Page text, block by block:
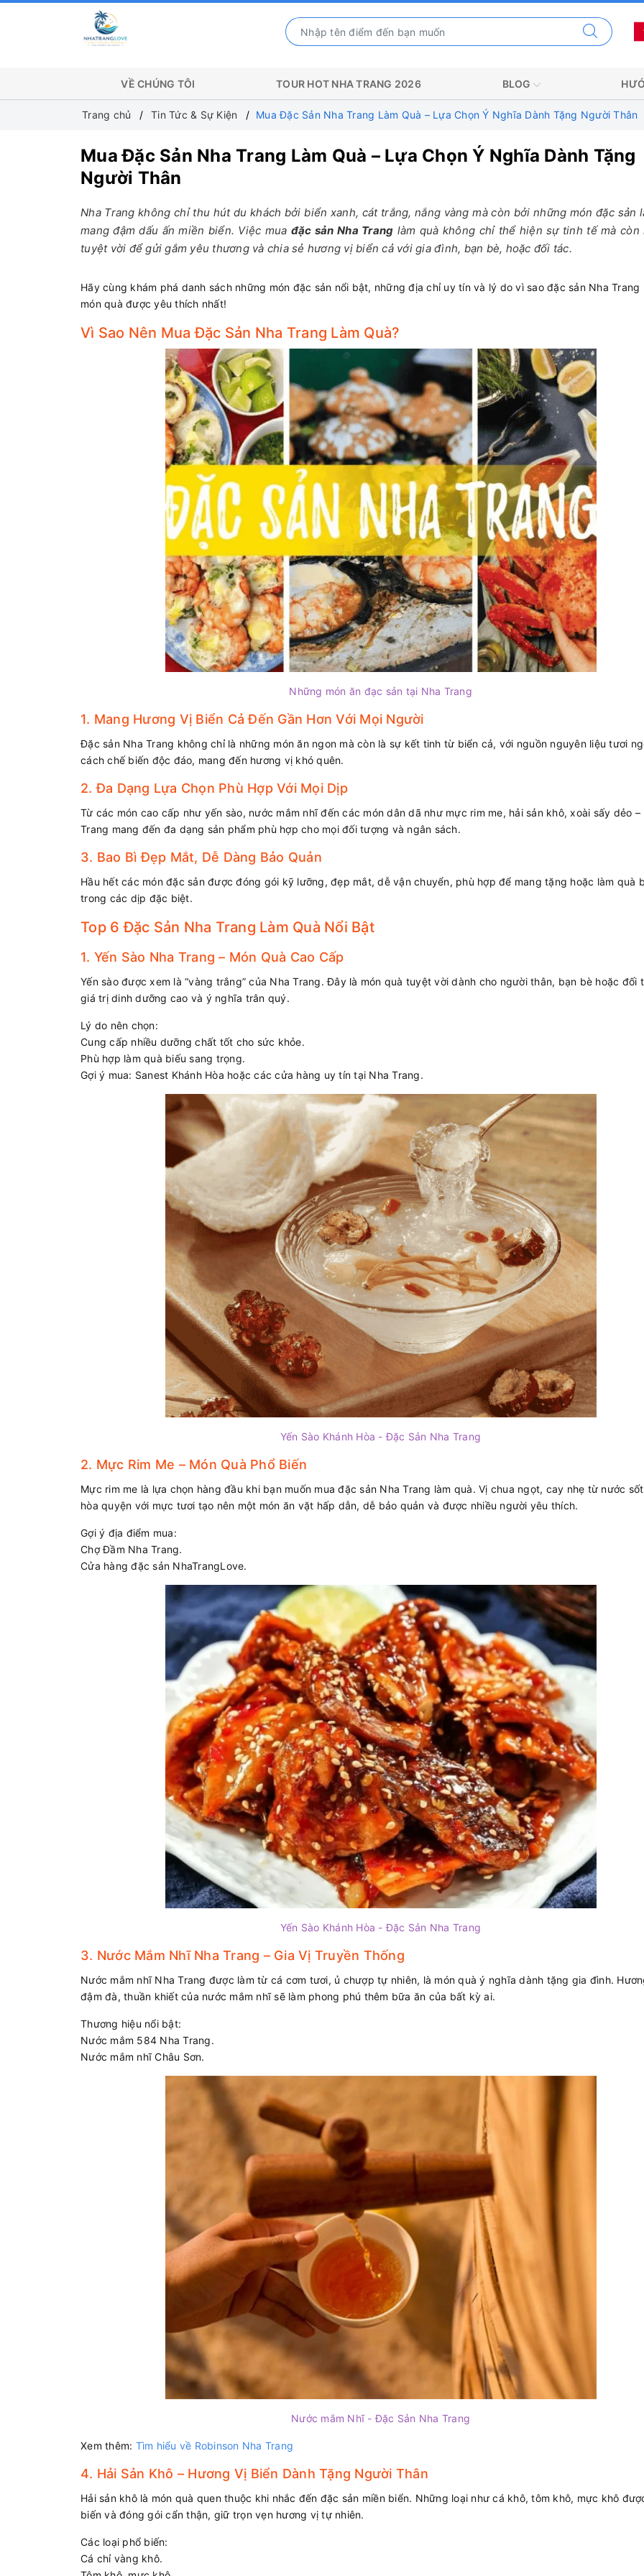
VỀ CHÚNG TÔI TOUR HOT NHA TRANG 2026 BLOG
Trang chủ Tin Tức & Sự Kiện Mua Đặc Sản Nha Trang Làm Quà – Lựa Chọn Ý Nghĩa Dành Tặng Người Thân
Mua Đặc Sản Nha Trang Làm Quà – Lựa Chọn Ý Nghĩa Dành Tặng
Người Thân
Nha Trang không chỉ thu hút du khách bởi biển xanh, cát trắng, nắng vàng mà còn bởi những món đặc sản
mang đậm dấu ấn miền biển. Việc mua đặc sản Nha Trang làm quà không chỉ thể hiện sự tinh tế mà còn
tuyệt vời để gửi gắm yêu thương và chia sẻ hương vị biển cả với gia đình, bạn bè, hoặc đối tác.
Hãy cùng khám phá danh sách những món đặc sản nổi bật, những địa chỉ uy tín và lý do vì sao đặc sản Nha Trang
món quà được yêu thích nhất!
Vì Sao Nên Mua Đặc Sản Nha Trang Làm Quà?
Những món ăn đạc sản tại Nha Trang
1. Mang Hương Vị Biển Cả Đến Gần Hơn Với Mọi Người
Đặc sản Nha Trang không chỉ là những món ăn ngon mà còn là sự kết tinh từ biển cả, với nguồn nguyên liệu tươi
cách chế biến độc đáo, mang đến hương vị khó quên.
2. Đa Dạng Lựa Chọn Phù Hợp Với Mọi Dịp
Từ các món cao cấp như yến sào, nước mắm nhĩ đến các món dân dã như mực rim me, hải sản khô, xoài sấy dẻo –
Trang mang đến đa dạng sản phẩm phù hợp cho mọi đối tượng và ngân sách.
3. Bao Bì Đẹp Mắt, Dễ Dàng Bảo Quản
Hầu hết các món đặc sản được đóng gói kỹ lưỡng, đẹp mắt, dễ vận chuyển, phù hợp để mang tặng hoặc làm quà
trong các dịp đặc biệt.
Top 6 Đặc Sản Nha Trang Làm Quà Nổi Bật
1. Yến Sào Nha Trang – Món Quà Cao Cấp
Yến sào được xem là “vàng trắng” của Nha Trang. Đây là món quà tuyệt vời dành cho người thân, bạn bè hoặc đối
giá trị dinh dưỡng cao và ý nghĩa trân quý.
Lý do nên chọn:
Cung cấp nhiều dưỡng chất tốt cho sức khỏe.
Phù hợp làm quà biếu sang trọng.
Gợi ý mua: Sanest Khánh Hòa hoặc các cửa hàng uy tín tại Nha Trang.
Yến Sào Khánh Hòa - Đặc Sản Nha Trang
2. Mực Rim Me – Món Quà Phổ Biến
Mực rim me là lựa chọn hàng đầu khi bạn muốn mua đặc sản Nha Trang làm quà. Vị chua ngọt, cay nhẹ từ nước
hòa quyện với mực tươi tạo nên một món ăn vặt hấp dẫn, dễ bảo quản và được nhiều người yêu thích.
Gợi ý địa điểm mua:
Chợ Đầm Nha Trang.
Cửa hàng đặc sản NhaTrangLove.
Yến Sào Khánh Hòa - Đặc Sản Nha Trang
3. Nước Mắm Nhĩ Nha Trang – Gia Vị Truyền Thống
Nước mắm nhĩ Nha Trang được làm từ cá cơm tươi, ủ chượp tự nhiên, là món quà ý nghĩa dành tặng gia đình.
đậm đà, thuần khiết của nước mắm nhĩ sẽ làm phong phú thêm bữa ăn của bất kỳ ai.
Thương hiệu nổi bật:
Nước mắm 584 Nha Trang.
Nước mắm nhĩ Châu Sơn.
Nước mắm Nhĩ - Đặc Sản Nha Trang
Xem thêm: Tìm hiểu về Robinson Nha Trang
4. Hải Sản Khô – Hương Vị Biển Dành Tặng Người Thân
Hải sản khô là món quà quen thuộc khi nhắc đến đặc sản miền biển. Những loại như cá khô, tôm khô, mực khô
biến và đóng gói cẩn thận, giữ trọn vẹn hương vị tự nhiên.
Các loại phổ biến:
Cá chỉ vàng khô.